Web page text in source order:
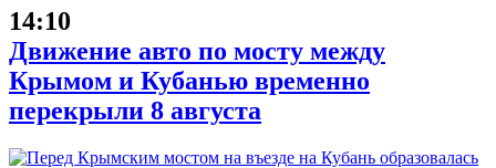
14:10
Движение авто по мосту между
Крымом и Кубанью временно
перекрыли 8 августа